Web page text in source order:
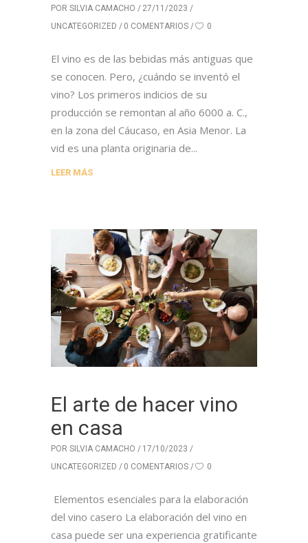
POR SILVIA CAMACHO
27/11/2023
UNCATEGORIZED
0 COMENTARIOS 0
El vino es de las bebidas más antiguas que
se conocen. Pero, ¿cuándo se inventó el
vino? Los primeros indicios de su
producción se remontan al año 6000 a. C.,
en la zona del Cáucaso, en Asia Menor. La
vid es una planta originaria de
LEER MÁS
El arte de hacer vino
en casa
POR SILVIA CAMACHO
17/10/2023
UNCATEGORIZED
0 COMENTARIOS 0
Elementos esenciales para la elaboración
del vino casero La elaboración del vino en
casa puede ser una experiencia gratificante